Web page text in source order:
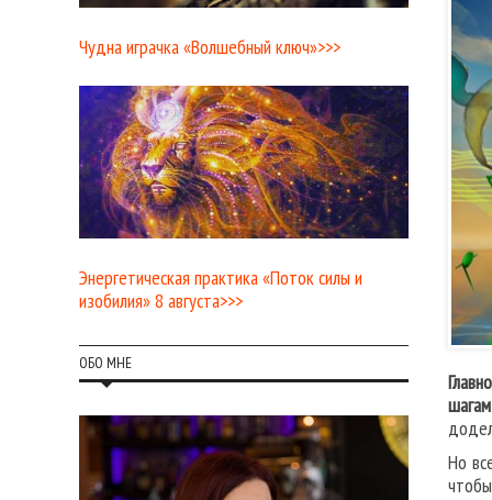
Но
Чудна играчка «Волшебный ключ»>>>
Энергетическая практика «Поток силы и
изобилия» 8 августа>>>
ОБО МНЕ